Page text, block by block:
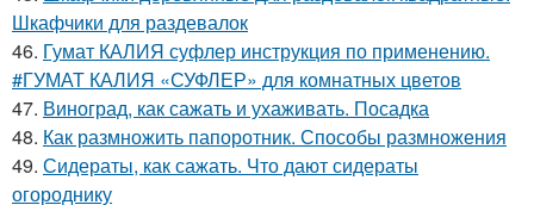
Шкафчики для раздевалок
46. Гумат КАЛИЯ суфлер инструкция по применению.
#ГУМАТ КАЛИЯ «СУФЛЕР» для комнатных цветов
47. Виноград, как сажать и ухаживать. Посадка
48. Как размножить папоротник. Способы размножения
49. Сидераты, как сажать. Что дают сидераты
огороднику